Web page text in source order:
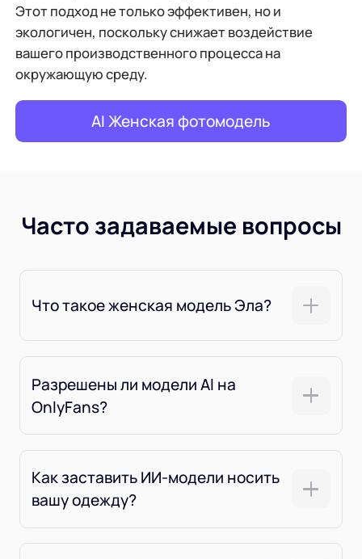
Этот подход не только эффективен, но и
экологичен, поскольку снижает воздействие
вашего производственного процесса на
окружающую среду.
AI Женская фотомодель
Часто задаваемые вопросы
Что такое женская модель Эла?
Разрешены ли модели Al на
OnlyFans?
Как заставить ИИ-модели носить
вашу одежду?